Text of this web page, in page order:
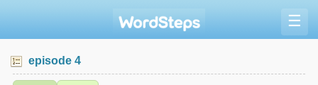
☰
episode 4